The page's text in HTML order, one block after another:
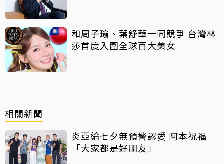
和周子瑜、葉舒華一同競爭 台灣林
莎首度入圍全球百大美女
相關新聞
炎亞綸七夕無預警認愛 阿本祝福
「大家都是好朋友」